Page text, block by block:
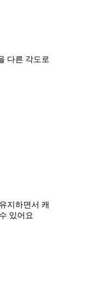
다른 각도로
지하면서 캐
있어요